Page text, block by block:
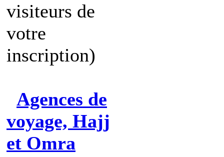
visiteurs de
votre
inscription)
Agences de
voyage, Hajj
et Omra